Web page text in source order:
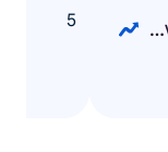
How to make buttermilk